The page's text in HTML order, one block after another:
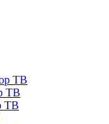
ТВ
ТВ
ТВ